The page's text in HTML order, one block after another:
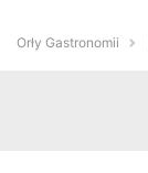
Orły Gastronomii